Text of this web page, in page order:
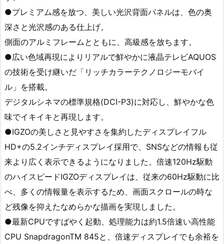
●プレミアム感を放つ、美しい光沢背面パネルは、色の奥
深さと光沢感のある仕上げ。
側面のアルミフレームとともに、高級感を放ちます。
●広い色域再現によりリアルで鮮やかに液晶テレビAQUOS
の技術を受け継いだ「リッチカラーテクノロジーモバイ
ル」を搭載。
デジタルシネマの標準規格(DCI-P3)に対応し、鮮やかな色
味でイキイキと再現します。
●IGZOの美しさと見やすさを集約したディスプレイフル
HD+の5.2インチディスプレイ採用で、SNSなどの情報も従
来より広く表示できるようになりました。倍速120Hz駆動
のハイスピードIGZOディスプレイは、従来の60Hz駆動に比
べ、多くの情報量を表示するため、画面スクロールの時な
ど残像を抑えたなめらかな描画を実現しました。
●最新CPUですばやく起動、処理能力は約1.5倍速い高性能
CPU SnapdragonTM 845と、倍速ディスプレイでも余裕を